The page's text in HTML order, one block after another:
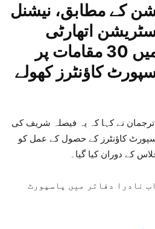
کے مطابق، نیشنل
اتھارٹی
(نادرا) ملک بھر میں 30 مقامات پر
کاؤنٹرز کھولے
نے کہا کہ یہ فیصلہ شریف کی
کاؤنٹرز کے حصول کے عمل کو
کے دوران کیا گیا۔
نادرا دفاتر میں پاسپورٹ